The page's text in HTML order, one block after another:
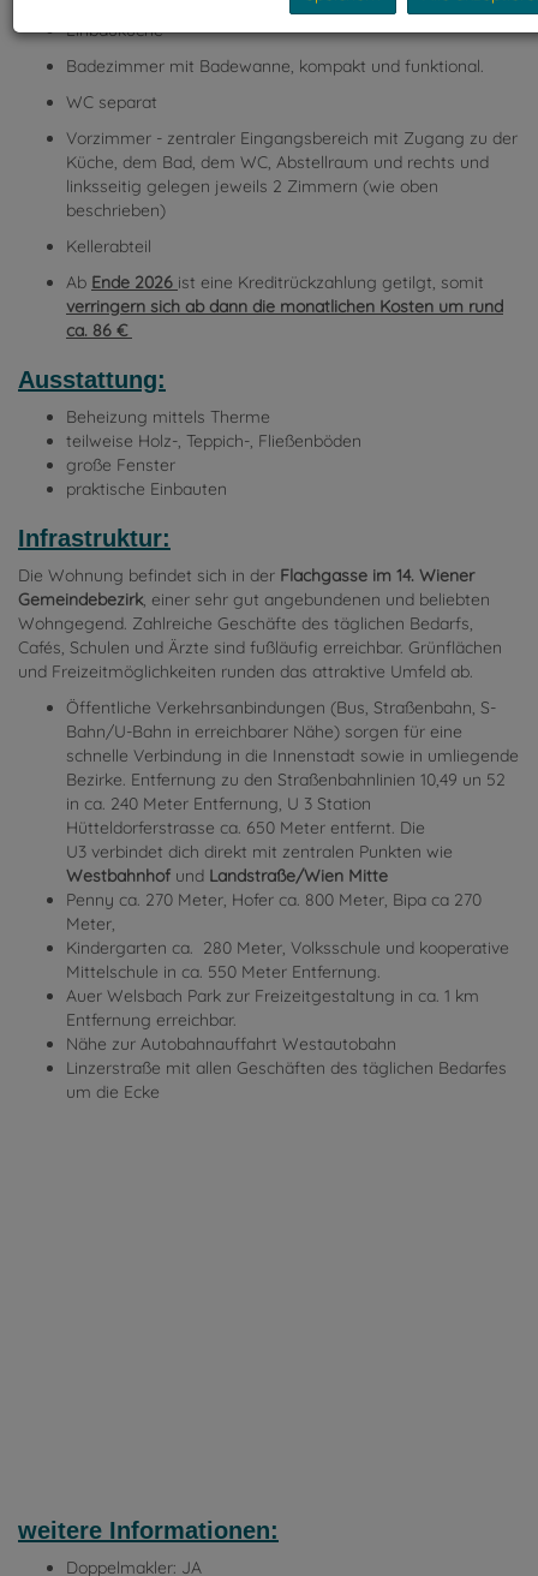
Einbauküche
Badezimmer mit Badewanne, kompakt und funktional.
WC separat
Vorzimmer - zentraler Eingangsbereich mit Zugang zu der
Küche, dem Bad, dem WC, Abstellraum und rechts und
linksseitig gelegen jeweils 2 Zimmern (wie oben
beschrieben)
Kellerabteil
Ab Ende 2026 ist eine Kreditrückzahlung getilgt, somit
verringern sich ab dann die monatlichen Kosten um rund
ca. 86 €
Ausstattung:
Beheizung mittels Therme
teilweise Holz-, Teppich-, Fließenböden
große Fenster
praktische Einbauten
Infrastruktur:
Die Wohnung befindet sich in der Flachgasse im 14. Wiener
Gemeindebezirk, einer sehr gut angebundenen und beliebten
Wohngegend. Zahlreiche Geschäfte des täglichen Bedarfs,
Cafés, Schulen und Ärzte sind fußläufig erreichbar. Grünflächen
und Freizeitmöglichkeiten runden das attraktive Umfeld ab.
Öffentliche Verkehrsanbindungen (Bus, Straßenbahn, S-
Bahn/U-Bahn in erreichbarer Nähe) sorgen für eine
schnelle Verbindung in die Innenstadt sowie in umliegende
Bezirke. Entfernung zu den Straßenbahnlinien 10,49 un 52
in ca. 240 Meter Entfernung, U 3 Station
Hütteldorferstrasse ca. 650 Meter entfernt. Die
U3 verbindet dich direkt mit zentralen Punkten wie
Westbahnhof und Landstraße/Wien Mitte
Penny ca. 270 Meter, Hofer ca. 800 Meter, Bipa ca 270
Meter,
Kindergarten ca. 280 Meter, Volksschule und kooperative
Mittelschule in ca. 550 Meter Entfernung.
Auer Welsbach Park zur Freizeitgestaltung in ca. 1 km
Entfernung erreichbar.
Nähe zur Autobahnauffahrt Westautobahn
Linzerstraße mit allen Geschäften des täglichen Bedarfes
um die Ecke
weitere Informationen:
Doppelmakler: JA